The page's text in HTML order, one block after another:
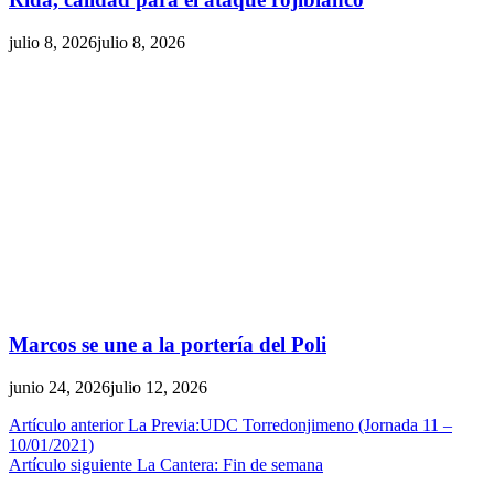
julio 8, 2026julio 8, 2026
Marcos se une a la portería del Poli
junio 24, 2026julio 12, 2026
Artículo anterior La Previa:UDC Torredonjimeno (Jornada 11 –
10/01/2021)
Artículo siguiente La Cantera: Fin de semana